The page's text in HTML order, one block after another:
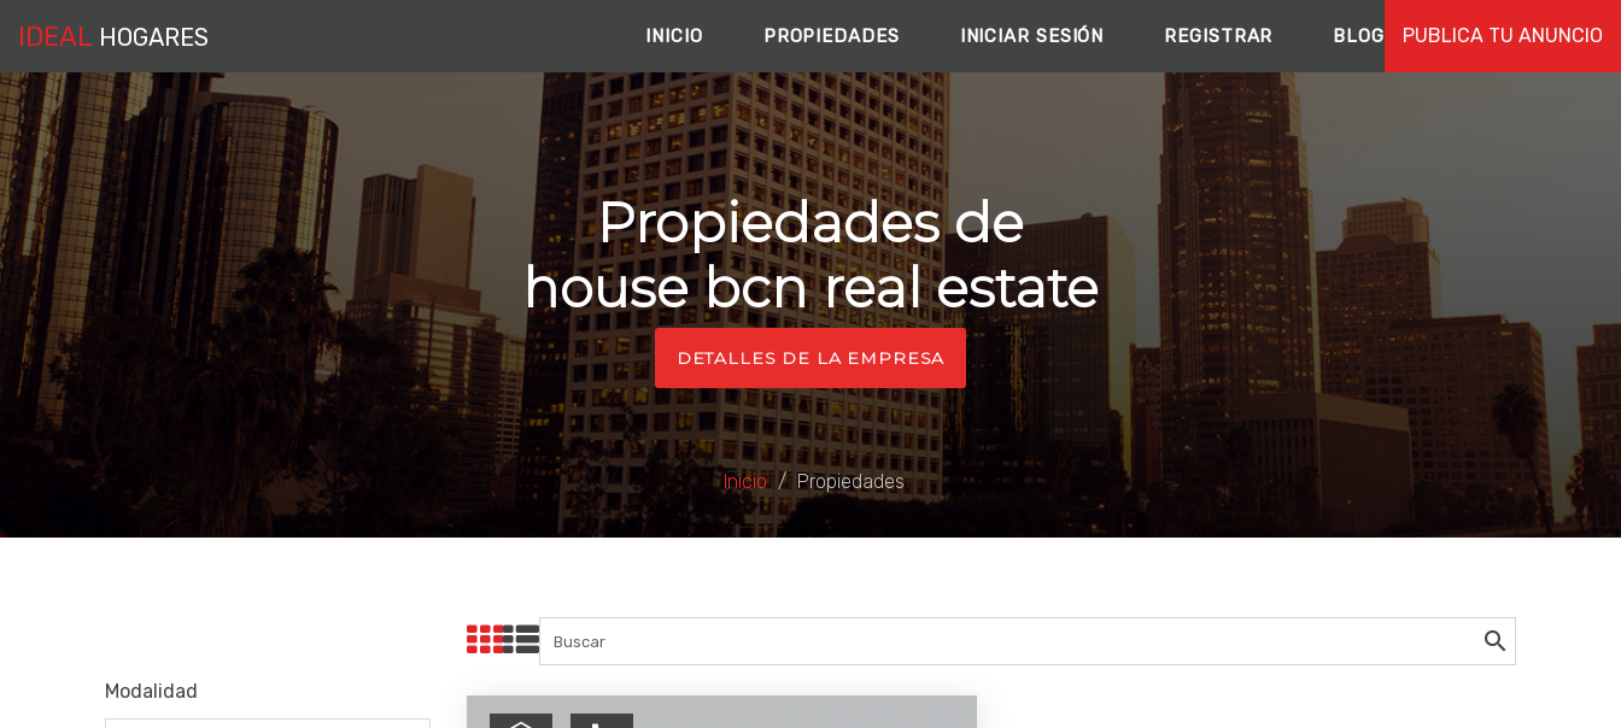
IDEAL HOGARES INICIO PROPIEDADES INICIAR SESIÓN REGISTRAR BLOG PUBLICA TU ANUNCIO
Propiedades de
house bcn real estate
DETALLES DE LA EMPRESA
Inicio Propiedades
Modalidad
Buscar